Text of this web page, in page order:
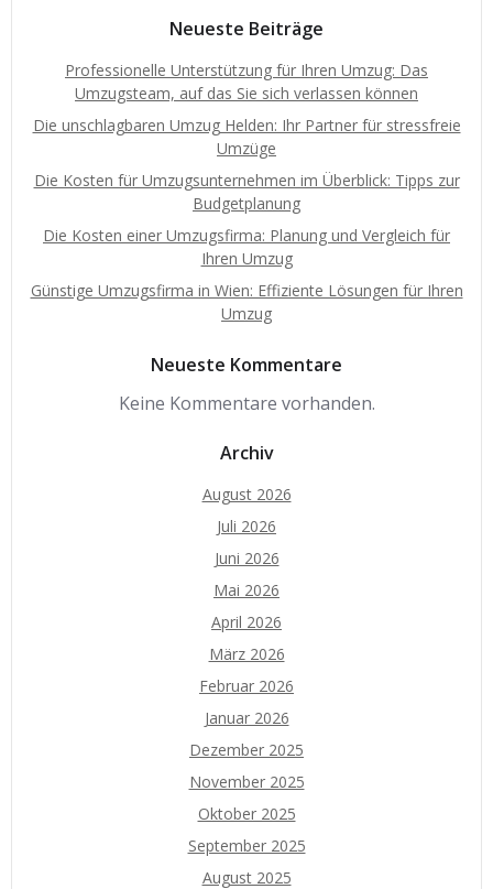
Neueste Beiträge
Professionelle Unterstützung für Ihren Umzug: Das
Umzugsteam, auf das Sie sich verlassen können
Die unschlagbaren Umzug Helden: Ihr Partner für stressfreie
Umzüge
Die Kosten für Umzugsunternehmen im Überblick: Tipps zur
Budgetplanung
Die Kosten einer Umzugsfirma: Planung und Vergleich für
Ihren Umzug
Günstige Umzugsfirma in Wien: Effiziente Lösungen für Ihren
Umzug
Neueste Kommentare
Keine Kommentare vorhanden.
Archiv
August 2026
Juli 2026
Juni 2026
Mai 2026
April 2026
März 2026
Februar 2026
Januar 2026
Dezember 2025
November 2025
Oktober 2025
September 2025
August 2025